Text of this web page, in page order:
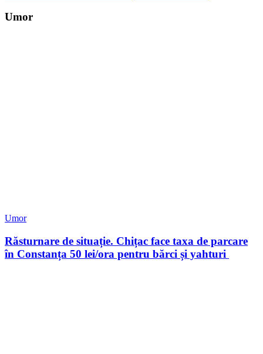
Umor
Umor
Răsturnare de situație. Chițac face taxa de parcare
în Constanța 50 lei/ora pentru bărci și yahturi